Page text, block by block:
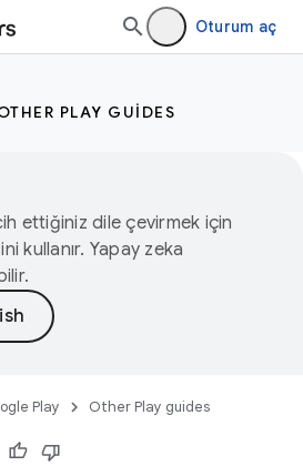
Oturum aç
PLAY GUIDES
ettiğiniz dile çevirmek için
kullanır. Yapay zeka
Play Other Play guides